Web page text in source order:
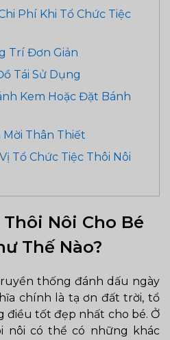
Phí Khi Tổ Chức Tiệc
Trí Đơn Giản
Tái Sử Dụng
Kem Hoặc Đặt Bánh
Mời Thân Thiết
Tổ Chức Tiệc Thôi Nôi
Thôi Nôi Cho Bé
Thế Nào?
thống đánh dấu ngày
chính là tạ ơn đất trời, tổ
điều tốt đẹp nhất cho bé. Ở
nôi có thể có những khác